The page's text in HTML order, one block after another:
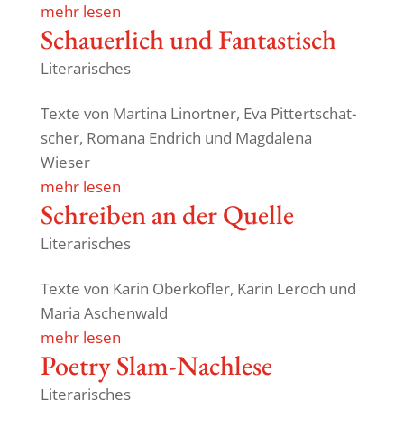
mehr lesen
Schau­er­lich und Fantastisch
Literarisches
Texte von Martina Linortner, Eva Pittertschat­
scher, Romana Endrich und Magda­lena
Wieser
mehr lesen
Schreiben an der Quelle
Literarisches
Texte von Karin Ober­kofler, Karin Leroch und
Maria Aschenwald
mehr lesen
Poetry Slam-Nach­lese
Literarisches